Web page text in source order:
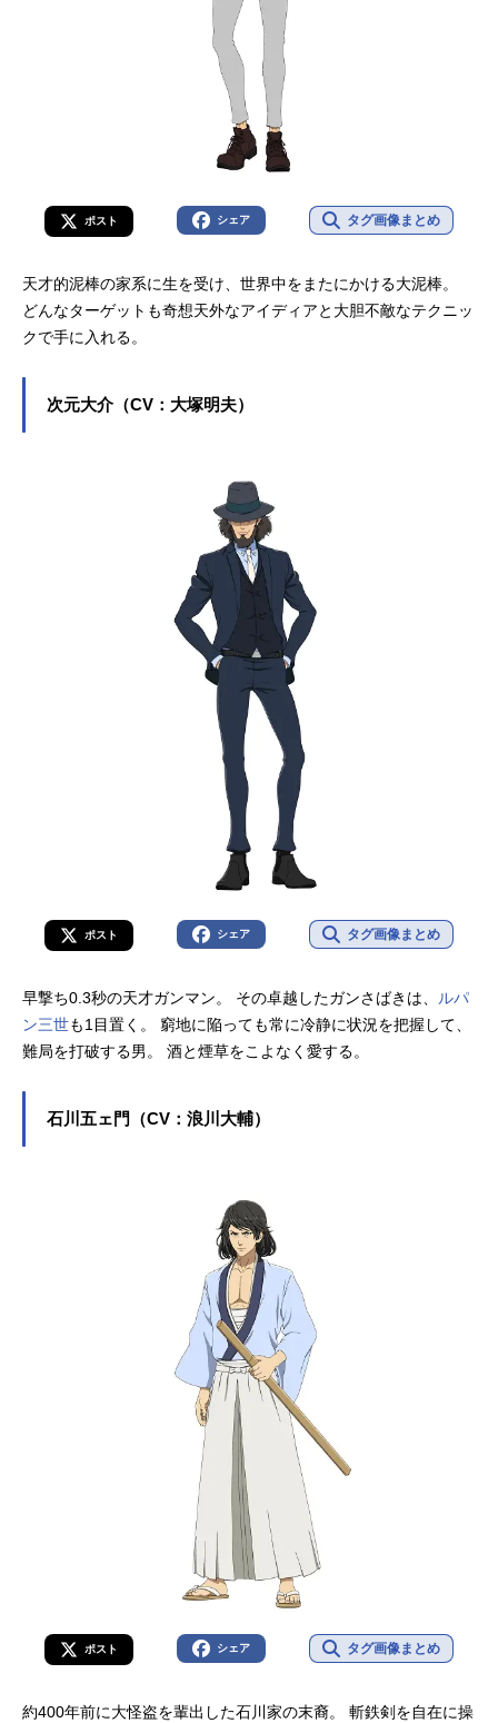
ポスト シェア タグ画像まとめ
天才的泥棒の家系に生を受け、世界中をまたにかける大泥棒。
どんなターゲットも奇想天外なアイディアと大胆不敵なテクニッ
クで手に入れる。
次元大介（CV：大塚明夫）
ポスト シェア タグ画像まとめ
早撃ち0.3秒の天才ガンマン。 その卓越したガンさばきは、 ルパ
ン三世も1目置く。 窮地に陥っても常に冷静に状況を把握して、
難局を打破する男。 酒と煙草をこよなく愛する。
石川五ェ門（CV：浪川大輔）
ポスト シェア タグ画像まとめ
約400年前に大怪盗を輩出した石川家の末裔。 斬鉄剣を自在に操